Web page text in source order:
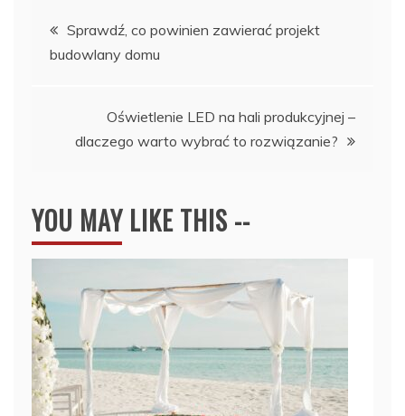
Nawigacja
wpisu
Sprawdź, co powinien zawierać projekt
budowlany domu
Oświetlenie LED na hali produkcyjnej –
dlaczego warto wybrać to rozwiązanie?
YOU MAY LIKE THIS --